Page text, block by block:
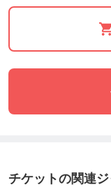
・あなたの行動
クをクリアリング
《サービスの
チケットの関連